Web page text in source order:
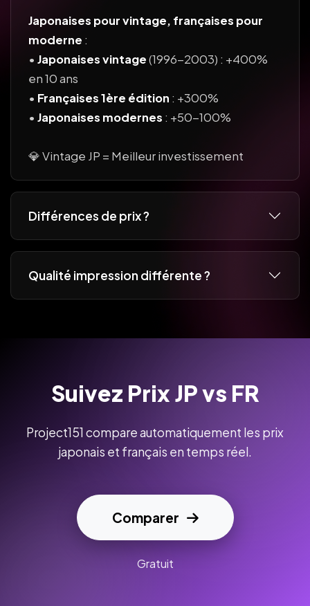
Japonaises pour vintage, françaises pour
moderne :
• Japonaises vintage(1996-2003) : +400%
en 10 ans
• Françaises 1ère édition : +300%
• Japonaises modernes : +50-100%
💎 Vintage JP = Meilleur investissement
Différences de prix ?
Qualité impression différente ?
Suivez Prix JP vs FR
Project151 compare automatiquement les prix
japonais et français en temps réel.
Comparer
Gratuit